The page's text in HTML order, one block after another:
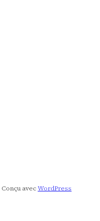
Conçu avecWordPress